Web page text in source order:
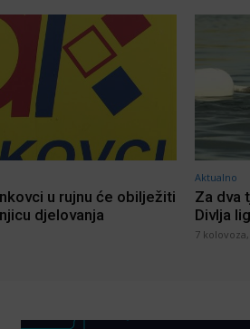
u rujnu će obilježiti
djelovanja
Aktualno
Za dva
Divlja
7